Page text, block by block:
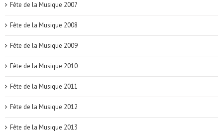
Fête de la Musique 2007
Fête de la Musique 2008
Fête de la Musique 2009
Fête de la Musique 2010
Fête de la Musique 2011
Fête de la Musique 2012
Fête de la Musique 2013